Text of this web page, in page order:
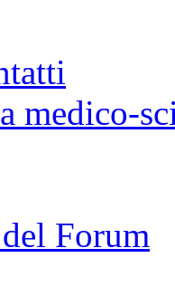
medico-
Forum